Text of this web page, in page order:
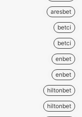
aresbet
betci
betci
enbet
enbet
hiltonbet
hiltonbet